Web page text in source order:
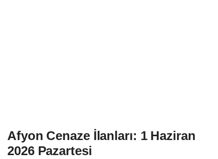
Afyon Cenaze İlanları: 1 Haziran
2026 Pazartesi